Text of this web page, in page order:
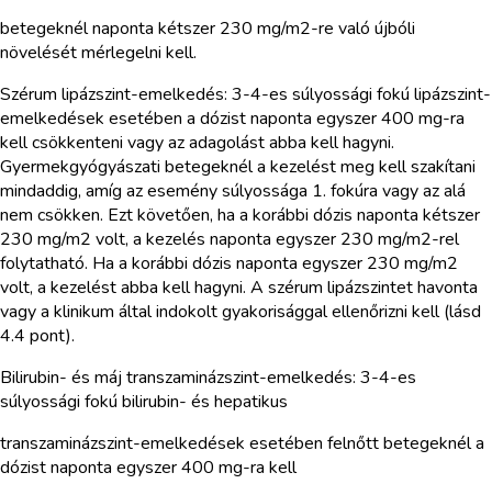
betegeknél naponta kétszer 230 mg/m2-re való újbóli
növelését mérlegelni kell.
Szérum lipázszint-emelkedés: 3-4-es súlyossági fokú lipázszint-
emelkedések esetében a dózist naponta egyszer 400 mg-ra
kell csökkenteni vagy az adagolást abba kell hagyni.
Gyermekgyógyászati betegeknél a kezelést meg kell szakítani
mindaddig, amíg az esemény súlyossága 1. fokúra vagy az alá
nem csökken. Ezt követően, ha a korábbi dózis naponta kétszer
230 mg/m2 volt, a kezelés naponta egyszer 230 mg/m2-rel
folytatható. Ha a korábbi dózis naponta egyszer 230 mg/m2
volt, a kezelést abba kell hagyni. A szérum lipázszintet havonta
vagy a klinikum által indokolt gyakorisággal ellenőrizni kell (lásd
4.4 pont).
Bilirubin- és máj transzaminázszint-emelkedés: 3-4-es
súlyossági fokú bilirubin- és hepatikus
transzaminázszint-emelkedések esetében felnőtt betegeknél a
dózist naponta egyszer 400 mg-ra kell